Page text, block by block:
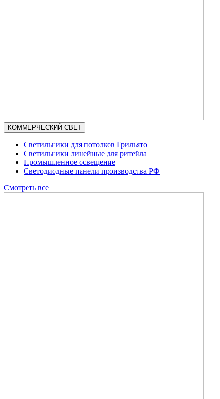
КОММЕРЧЕСКИЙ СВЕТ
Светильники для потолков Грильято
Светильники линейные для ритейла
Промышленное освещение
Светодиодные панели производства РФ
Смотреть все